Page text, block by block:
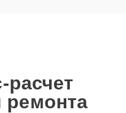
расчет
ремонта